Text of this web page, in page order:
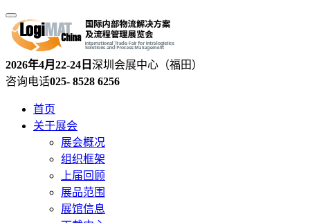
2026年4月22-24日 深圳会展中心（福田）
咨询电话025- 8528 6256
首页
关于展会
展会概况
组织框架
上届回顾
展品范围
展馆信息